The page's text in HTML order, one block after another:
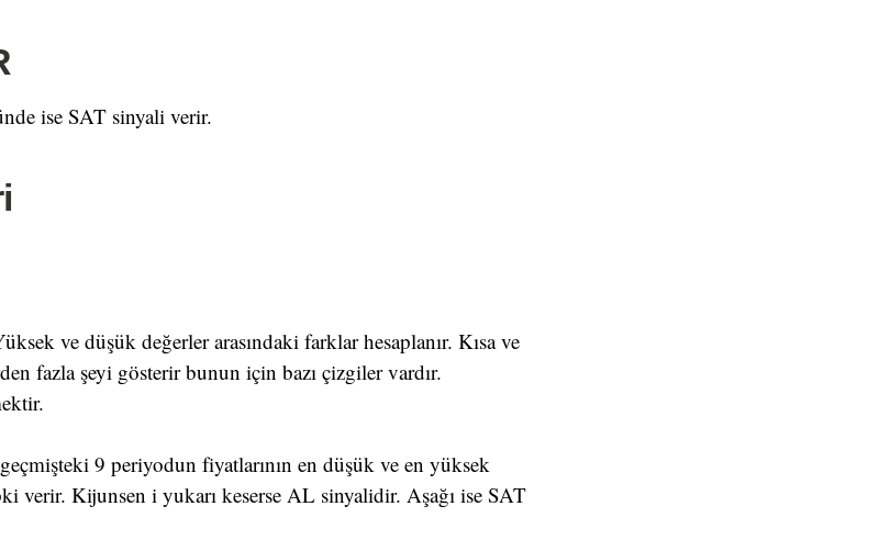
ise SAT sinyali verir.
ve düşük değerler arasındaki farklar hesaplanır. Kısa ve
fazla şeyi gösterir bunun için bazı çizgiler vardır.
9 periyodun fiyatlarının en düşük ve en yüksek
verir. Kijunsen i yukarı keserse AL sinyalidir. Aşağı ise SAT